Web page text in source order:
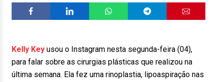
Kelly Key usou o Instagram nesta segunda-feira (04),
para falar sobre as cirurgias plásticas que realizou na
última semana. Ela fez uma rinoplastia, lipoaspiração nas